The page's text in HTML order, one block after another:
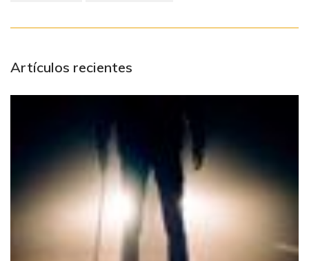
Artículos recientes